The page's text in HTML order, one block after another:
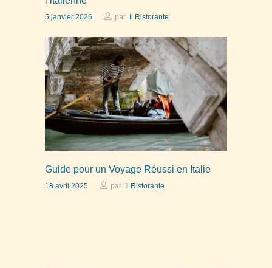
5 janvier 2026 par Il Ristorante
Guide pour un Voyage Réussi en Italie
18 avril 2025 par Il Ristorante